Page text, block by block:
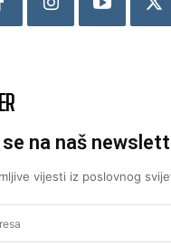
na naš
vijesti iz poslovnog